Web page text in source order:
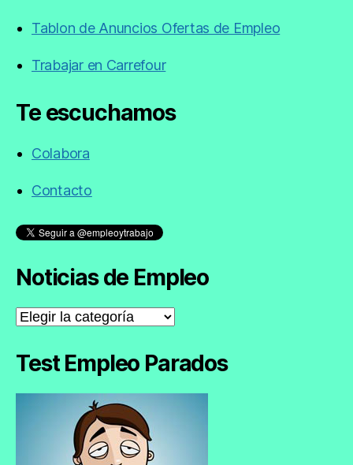
Tablon de Anuncios Ofertas de Empleo
Trabajar en Carrefour
Te escuchamos
Colabora
Contacto
Noticias de Empleo
Noticias
de
Test Empleo Parados